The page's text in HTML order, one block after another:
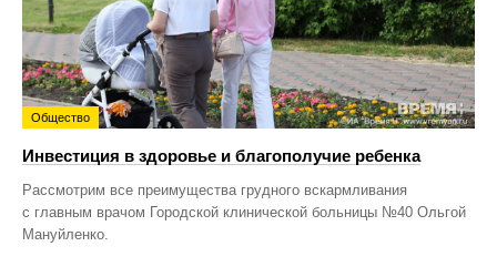
Общество
Инвестиция в здоровье и благополучие ребенка
Рассмотрим все преимущества грудного вскармливания
с главным врачом Городской клинической больницы №40 Ольгой
Мануйленко.